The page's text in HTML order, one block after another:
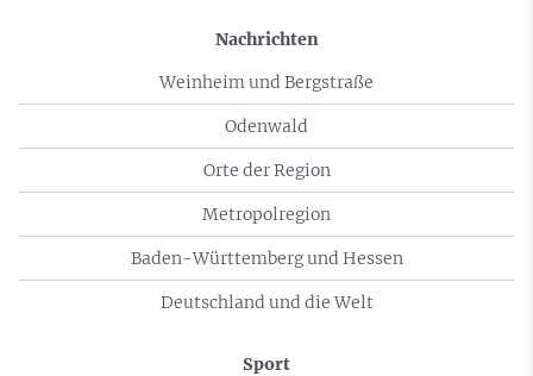
Nachrichten
Weinheim und Bergstraße
Odenwald
Orte der Region
Metropolregion
Baden-Württemberg und Hessen
Deutschland und die Welt
Sport